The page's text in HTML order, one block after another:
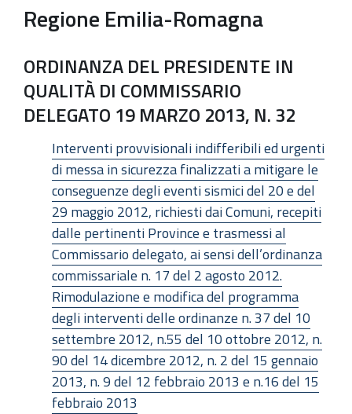
Regione Emilia-Romagna
ORDINANZA DEL PRESIDENTE IN
QUALITÀ DI COMMISSARIO
DELEGATO 19 MARZO 2013, N. 32
Interventi provvisionali indifferibili ed urgenti
di messa in sicurezza finalizzati a mitigare le
conseguenze degli eventi sismici del 20 e del
29 maggio 2012, richiesti dai Comuni, recepiti
dalle pertinenti Province e trasmessi al
Commissario delegato, ai sensi dell’ordinanza
commissariale n. 17 del 2 agosto 2012.
Rimodulazione e modifica del programma
degli interventi delle ordinanze n. 37 del 10
settembre 2012, n.55 del 10 ottobre 2012, n.
90 del 14 dicembre 2012, n. 2 del 15 gennaio
2013, n. 9 del 12 febbraio 2013 e n.16 del 15
febbraio 2013